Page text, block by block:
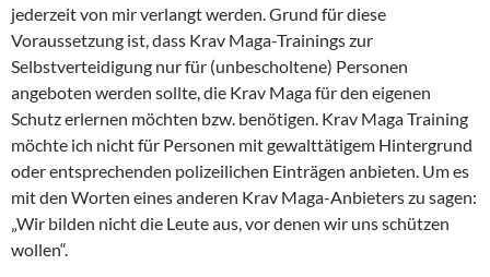
jederzeit von mir verlangt werden. Grund für diese
Voraussetzung ist, dass Krav Maga-Trainings zur
Selbstverteidigung nur für (unbescholtene) Personen
angeboten werden sollte, die Krav Maga für den eigenen
Schutz erlernen möchten bzw. benötigen. Krav Maga Training
möchte ich nicht für Personen mit gewalttätigem Hintergrund
oder entsprechenden polizeilichen Einträgen anbieten. Um es
mit den Worten eines anderen Krav Maga-Anbieters zu sagen:
„Wir bilden nicht die Leute aus, vor denen wir uns schützen
wollen“.